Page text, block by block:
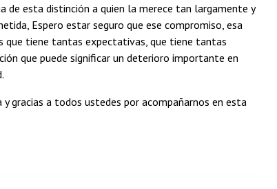
de esta distinción a quien la merece tan largamente y
Espero estar seguro que ese compromiso, esa
que tiene tantas expectativas, que tiene tantas
que puede significar un deterioro importante en
gracias a todos ustedes por acompañarnos en esta